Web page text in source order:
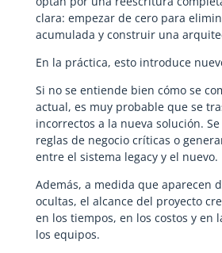
clara: empezar de cero para
acumulada y construir una
En la práctica, esto introduce
Si no se entiende bien cómo se
actual, es muy probable que se
incorrectos a la nueva solución.
reglas de negocio críticas o
entre el sistema legacy y el nuevo.
Además, a medida que aparecen
ocultas, el alcance del proyecto
en los tiempos, en los costos y en
los equipos.